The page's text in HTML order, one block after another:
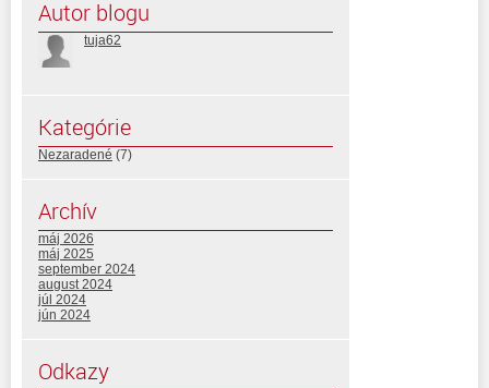
Autor blogu
tuja62
Kategórie
Nezaradené (7)
Archív
máj 2026
máj 2025
september 2024
august 2024
júl 2024
jún 2024
Odkazy